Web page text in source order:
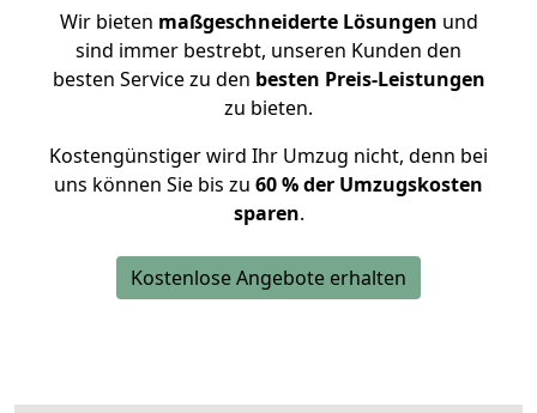
Wir bieten maßgeschneiderte Lösungen und
sind immer bestrebt, unseren Kunden den
besten Service zu den besten Preis-Leistungen
zu bieten.
Kostengünstiger wird Ihr Umzug nicht, denn bei
uns können Sie bis zu 60 % der Umzugskosten
sparen.
Kostenlose Angebote erhalten